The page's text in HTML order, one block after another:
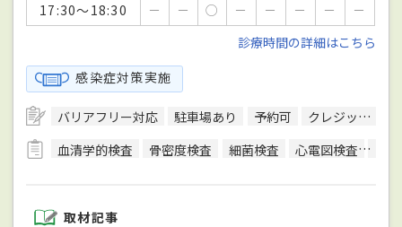
17:30～18:30
－ － ○ － － － －
－
診療時間の詳細はこちら
感染症対策実施
バリアフリー対応 駐車場あり 予約可
クレジットカード対応
血清学的検査
骨密度検査 細菌検査 心電図検査
取材記事